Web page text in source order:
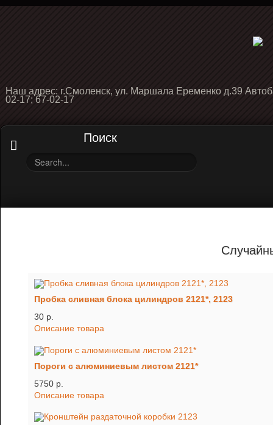
Наш адрес: г.Смоленск, ул. Маршала Еременко д.39
02-17; 67-02-17
Поиск
Пробка сливная блока цилиндров 2121*, 2123
30 p.
Описание товара
Пороги с алюминиевым листом 2121*
5750 p.
Описание товара